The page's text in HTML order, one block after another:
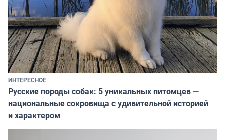
ИНТЕРЕСНОЕ
Русские породы собак: 5 уникальных питомцев —
национальные сокровища с удивительной историей
и характером